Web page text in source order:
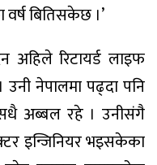
बितिसकेछ ।’
अहिले रिटायर्ड लाइफ
नेपालमा पढ्दा पनि
अब्बल रहे । उनीसंगै
इन्जिनियर भइसकेका